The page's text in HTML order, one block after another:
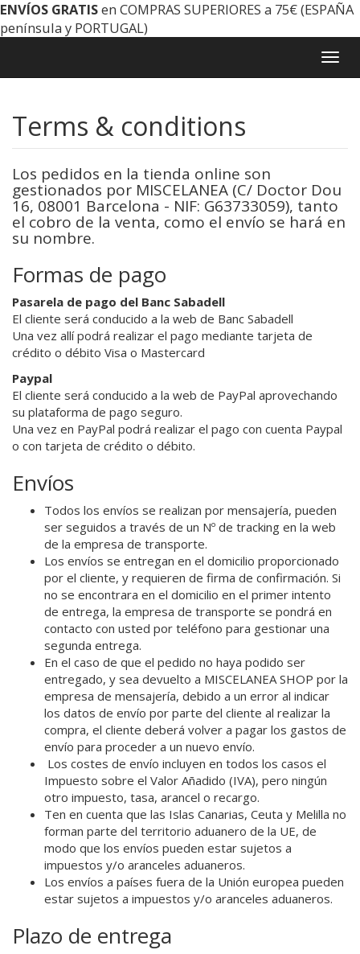
ENVÍOS GRATISen COMPRAS SUPERIORES a 75€ (ESPAÑA
península y PORTUGAL)
Terms & conditions
Los pedidos en la tienda online son
gestionados por MISCELANEA (C/ Doctor Dou
16, 08001 Barcelona - NIF: G63733059), tanto
el cobro de la venta, como el envío se hará en
su nombre.
Formas de pago
Pasarela de pago del Banc Sabadell
El cliente será conducido a la web de Banc Sabadell
Una vez allí podrá realizar el pago mediante tarjeta de
crédito o débito Visa o Mastercard
Paypal
El cliente será conducido a la web de PayPal aprovechando
su plataforma de pago seguro.
Una vez en PayPal podrá realizar el pago con cuenta Paypal
o con tarjeta de crédito o débito.
Envíos
Todos los envíos se realizan por mensajería, pueden
ser seguidos a través de un Nº de tracking en la web
de la empresa de transporte.
Los envíos se entregan en el domicilio proporcionado
por el cliente, y requieren de firma de confirmación. Si
no se encontrara en el domicilio en el primer intento
de entrega, la empresa de transporte se pondrá en
contacto con usted por teléfono para gestionar una
segunda entrega.
En el caso de que el pedido no haya podido ser
entregado, y sea devuelto a MISCELANEA SHOP por la
empresa de mensajería, debido a un error al indicar
los datos de envío por parte del cliente al realizar la
compra, el cliente deberá volver a pagar los gastos de
envío para proceder a un nuevo envío.
Los costes de envío incluyen en todos los casos el
Impuesto sobre el Valor Añadido (IVA), pero ningún
otro impuesto, tasa, arancel o recargo.
Ten en cuenta que las Islas Canarias, Ceuta y Melilla no
forman parte del territorio aduanero de la UE, de
modo que los envíos pueden estar sujetos a
impuestos y/o aranceles aduaneros.
Los envíos a países fuera de la Unión europea pueden
estar sujetos a impuestos y/o aranceles aduaneros.
Plazo de entrega